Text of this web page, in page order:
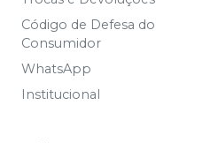
Código de Defesa do
Consumidor
WhatsApp
Institucional